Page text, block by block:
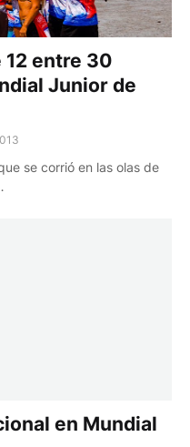
12 entre 30
Junior de
se corrió en las olas de
en Mundial